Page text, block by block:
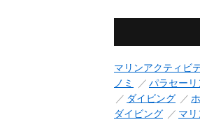
マリンアクティビ
ノミ
パラセーリ
ダイビング
ダイビング
マ